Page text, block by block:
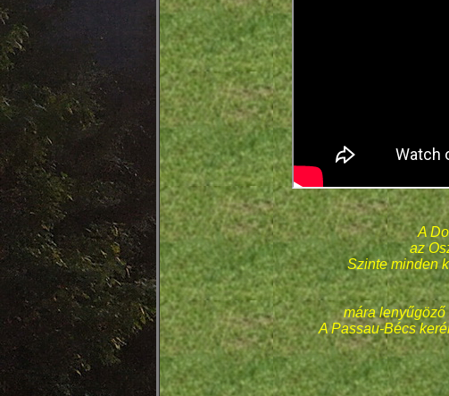
A
az
Szinte minden
mára lenyűgöző
A Passau-Bécs